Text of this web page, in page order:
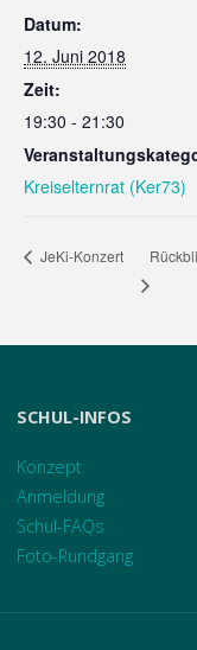
Datum:
12. Juni 2018
Zeit:
19:30 - 21:30
Kreiselternrat (Ker73)
JeKi-Konzert
SCHUL-INFOS
Konzept
Anmeldung
Schul-FAQs
Foto-Rundgang